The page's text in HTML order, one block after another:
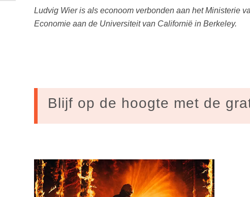
Ludvig Wier is als econoom verbonden aan het Ministerie
Economie aan de Universiteit van Californië in Berkeley.
Blijf op de hoogte met de